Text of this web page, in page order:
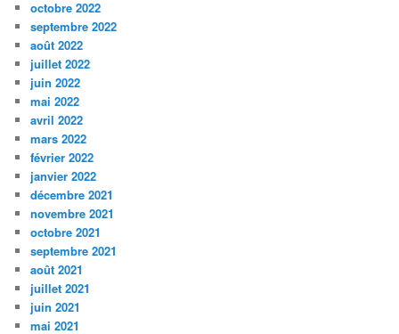
octobre 2022
septembre 2022
août 2022
juillet 2022
juin 2022
mai 2022
avril 2022
mars 2022
février 2022
janvier 2022
décembre 2021
novembre 2021
octobre 2021
septembre 2021
août 2021
juillet 2021
juin 2021
mai 2021